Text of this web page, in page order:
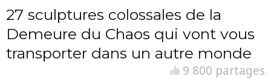
27 sculptures colossales de la
Demeure du Chaos qui vont vous
transporter dans un autre monde
9 800 partages